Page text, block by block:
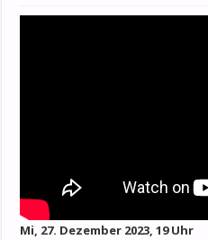
Mi, 27. Dezember 2023, 19 Uhr